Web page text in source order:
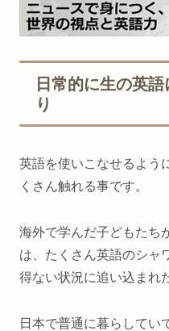
日常的に生の英
り
英語を使いこなせるよう
くさん触れる事です。
海外で学んだ子どもたち
は、たくさん英語のシャ
得ない状況に追い込まれ
日本で普通に暮らしてい